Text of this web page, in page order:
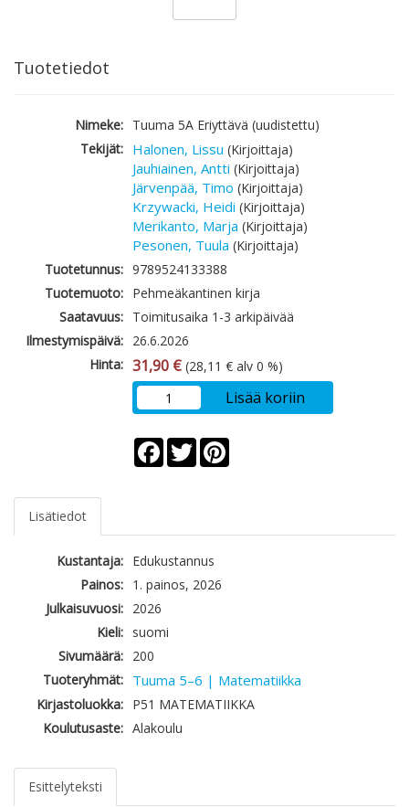
Tuotetiedot
Nimeke: Tuuma 5A Eriyttävä (uudistettu)
Tekijät: Halonen, Lissu (Kirjoittaja)
Jauhiainen, Antti (Kirjoittaja)
Järvenpää, Timo (Kirjoittaja)
Krzywacki, Heidi (Kirjoittaja)
Merikanto, Marja (Kirjoittaja)
Pesonen, Tuula (Kirjoittaja)
Tuotetunnus: 9789524133388
Tuotemuoto: Pehmeäkantinen kirja
Saatavuus: Toimitusaika 1-3 arkipäivää
Ilmestymispäivä: 26.6.2026
Hinta: 31,90 € (28,11 € alv 0 %)
Lisää koriin
Facebook
Twitter
Lisätiedot
Kustantaja: Edukustannus
Painos: 1. painos, 2026
Julkaisuvuosi: 2026
Kieli: suomi
Sivumäärä: 200
Tuoteryhmät: Tuuma 5–6 | Matematiikka
Kirjastoluokka: P51 MATEMATIIKKA
Koulutusaste: Alakoulu
Esittelyteksti